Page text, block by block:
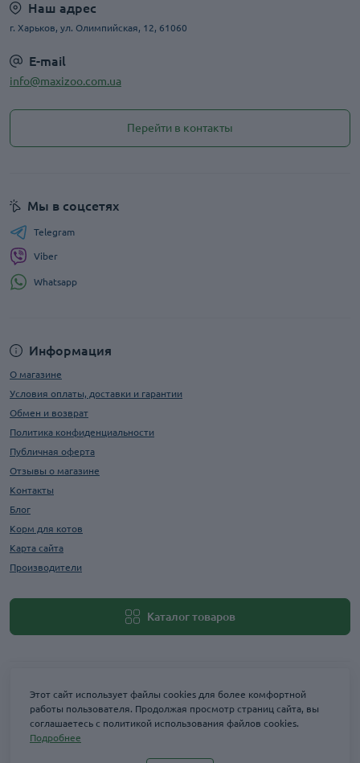
Наш адрес
г. Харьков, ул. Олимпийская, 12, 61060
E-mail
info@maxizoo.com.ua
Перейти в контакты
Информация
О магазине
Условия оплаты, доставки и гарантии
Обмен и возврат
Политика конфиденциальности
Публичная оферта
Отзывы о магазине
Контакты
Блог
Корм для котов
Карта сайта
Производители
Каталог товаров
Мы в соцсетях
Telegram
Viber
Whatsapp
Этот сайт использует файлы cookies для более комфортной
работы пользователя. Продолжая просмотр страниц сайта, вы
соглашаетесь с политикой использования файлов cookies.
Подробнее